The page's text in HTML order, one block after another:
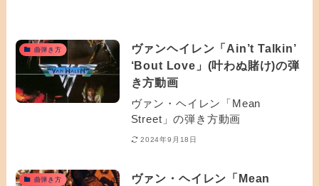
曲弾き方
ヴァンヘイレン「Ain’t Talkin’
‘Bout Love」(叶わぬ賭け)の弾
き方動画
ヴァン・ヘイレン「Mean
Street」の弾き方動画
2024年9月18日
曲弾き方
ヴァン・ヘイレン「Mean